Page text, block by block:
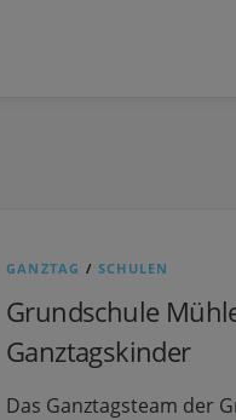
GANZTAG /SCHULEN
Grundschule
Ganztagskinder
Das Ganztagsteam der